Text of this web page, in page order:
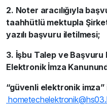
2. Noter aracılığıyla
taahhütlü mektupla
yazılı başvuru iletilmesi;
3. İşbu Talep ve Başvuru
Elektronik İmza
“güvenli elektronik